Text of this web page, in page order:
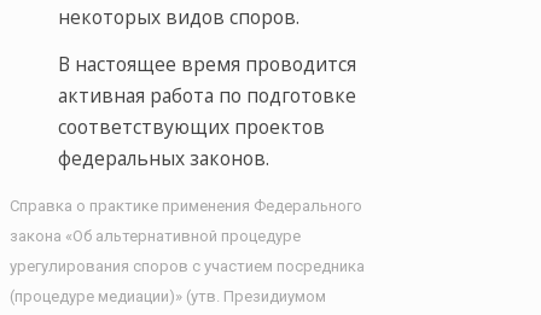
некоторых видов споров.
В настоящее время проводится
активная работа по подготовке
соответствующих проектов
федеральных законов.
Справка о практике применения Федерального
закона «Об альтернативной процедуре
урегулирования споров с участием посредника
(процедуре медиации)» (утв. Президиумом